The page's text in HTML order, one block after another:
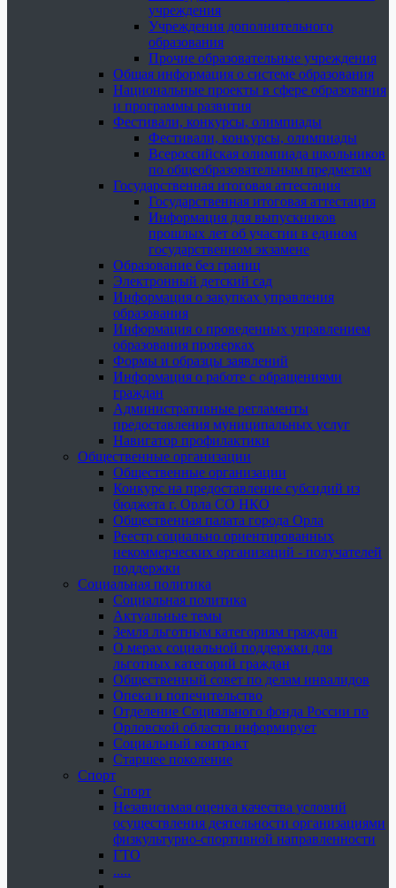
учреждения
Учреждения дополнительного
образования
Прочие образовательные учреждения
Общая информация о системе образования
Национальные проекты в сфере образования
и программы развития
Фестивали, конкурсы, олимпиады
Фестивали, конкурсы, олимпиады
Всероссийская олимпиада школьников
по общеобразовательным предметам
Государственная итоговая аттестация
Государственная итоговая аттестация
Информация для выпускников
прошлых лет об участии в едином
государственном экзамене
Образование без границ
Электронный детский сад
Информация о закупках управления
образования
Информация о проведенных управлением
образования проверках
Формы и образцы заявлений
Информация о работе с обращениями
граждан
Административные регламенты
предоставления муниципальных услуг
Навигатор профилактики
Общественные организации
Общественные организации
Конкурс на предоставление субсидий из
бюджета г. Орла СО НКО
Общественная палата города Орла
Реестр социально ориентированных
некоммерческих организаций - получателей
поддержки
Социальная политика
Социальная политика
Актуальные темы
Земля льготным категориям граждан
О мерах социальной поддержки для
льготных категорий граждан
Общественный совет по делам инвалидов
Опека и попечительство
Отделение Социального фонда России по
Орловской области информирует
Социальный контракт
Старшее поколение
Спорт
Спорт
Независимая оценка качества условий
осуществления деятельности организациями
физкультурно-спортивной направленности
ГТО
.....